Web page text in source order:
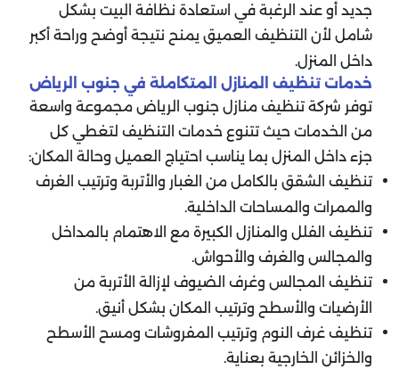
جديد أو عند الرغبة في استعادة نظافة البيت بشكل
شامل لأن التنظيف العميق يمنح نتيجة أوضح وراحة أكبر
داخل المنزل.
خدمات تنظيف المنازل المتكاملة في جنوب الرياض
توفر شركة تنظيف منازل جنوب الرياض مجموعة واسعة
من الخدمات حيث تتنوع خدمات التنظيف لتغطي كل
جزء داخل المنزل بما يناسب احتياج العميل وحالة المكان:
تنظيف الشقق بالكامل من الغبار والأتربة وترتيب الغرف
والممرات والمساحات الداخلية.
تنظيف الفلل والمنازل الكبيرة مع الاهتمام بالمداخل
والمجالس والغرف والأحواش.
تنظيف المجالس وغرف الضيوف لإزالة الأتربة من
الأرضيات والأسطح وترتيب المكان بشكل أنيق.
تنظيف غرف النوم وترتيب المفروشات ومسح الأسطح
والخزائن الخارجية بعناية.